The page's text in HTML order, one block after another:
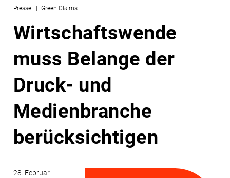
Presse Green Claims
Wirtschaftswende
muss Belange der
Druck- und
Medienbranche
berücksichtigen
28. Februar